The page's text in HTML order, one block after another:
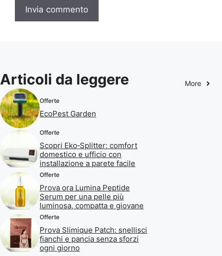
Articoli da leggere More
Offerte
EcoPest Garden
Offerte
Scopri Eko‑Splitter: comfort
domestico e ufficio con
installazione a parete facile
Offerte
Prova ora Lumina Peptide
Serum per una pelle più
luminosa, compatta e giovane
Offerte
Prova Slimique Patch: snellisci
fianchi e pancia senza sforzi
ogni giorno